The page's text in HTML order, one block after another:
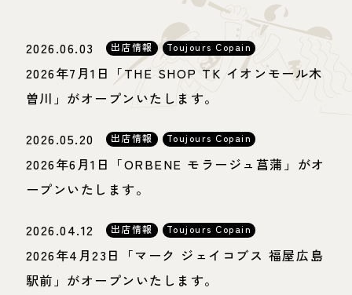
2026.06.03 出店情報 Toujours Copain
2026年7月1日「THE SHOP TK イオンモール木
曽川」がオープンいたします。
2026.05.20 出店情報 Toujours Copain
2026年6月1日「ORBENE モラージュ菖蒲」がオ
ープンいたします。
2026.04.12 出店情報 Toujours Copain
2026年4月23日「マーク ジェイコブス 福屋広島
駅前」がオープンいたします。